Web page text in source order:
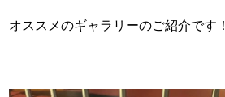
オススメのギャラリーのご紹介です！